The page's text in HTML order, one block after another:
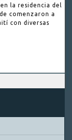
la residencia del
comenzaron a
con diversas